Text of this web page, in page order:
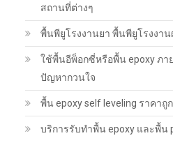
สถานที่ต่างๆ
พื้นพียู​โรงงานยา พื้นพียู​โรงงา
ใช้พื้นอีพ็อกซี่หรือพื้น epoxy ภา
ปัญหากวนใจ
พื้น epoxy self leveling ราคาถู
บริการรับทำพื้น epoxy และพื้น